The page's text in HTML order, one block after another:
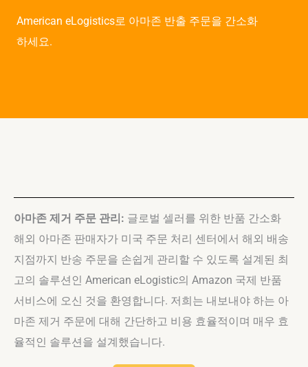
American eLogistics로 아마존 반출 주문을 간소화
하세요.
아마존 제거 주문 관리: 글로벌 셀러를 위한 반품 간소화
해외 아마존 판매자가 미국 주문 처리 센터에서 해외 배송
지점까지 반송 주문을 손쉽게 관리할 수 있도록 설계된 최
고의 솔루션인 American eLogistic의 Amazon 국제 반품
서비스에 오신 것을 환영합니다. 저희는 내보내야 하는 아
마존 제거 주문에 대해 간단하고 비용 효율적이며 매우 효
율적인 솔루션을 설계했습니다.